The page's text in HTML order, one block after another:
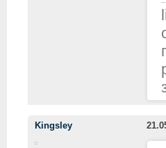
Kingsley